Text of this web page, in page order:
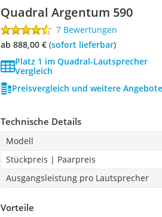
Quadral Argentum 590
7 Bewertungen
ab 888,00 €( Sofort lieferbar)
Platz 1 im Quadral-Lautsprecher
Vergleich
Preisvergleich und weitere Angebote
Technische Details
Modell
Stückpreis | Paarpreis
Ausgangsleistung pro Lautsprecher
Vorteile